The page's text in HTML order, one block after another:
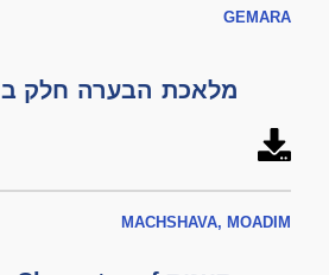
GEMARA
Shiur 54 - מלאכת הבערה חלק ב
MACHSHAVA, MOADIM